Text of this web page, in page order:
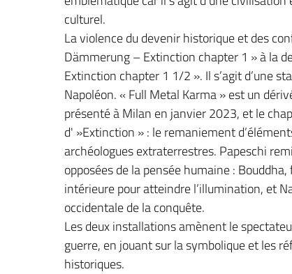
culturel.
La violence du devenir historique et des
Dämmerung – Extinction chapter 1 » à la
Extinction chapter 1 1/2 ». Il s’agit d’une
Napoléon. « Full Metal Karma » est un
présenté à Milan en janvier 2023, et le
d' »Extinction » : le remaniement
archéologues extraterrestres. Papeschi
opposées de la pensée humaine :
intérieure pour atteindre l’illumination, et
occidentale de la conquête.
Les deux installations amènent le
guerre, en jouant sur la symbolique et les
historiques.